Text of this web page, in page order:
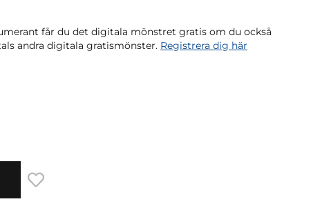
får du det digitala mönstret gratis om du också
andra digitala gratismönster. Registrera dig här